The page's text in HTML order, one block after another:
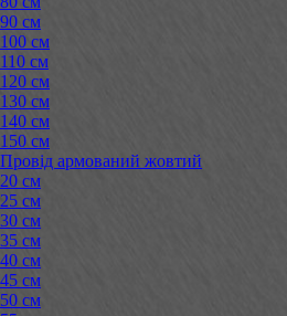
90 см
100 см
110 см
120 см
130 см
140 см
150 см
Провід армований жовтий
20 см
25 см
30 см
35 см
40 см
45 см
50 см